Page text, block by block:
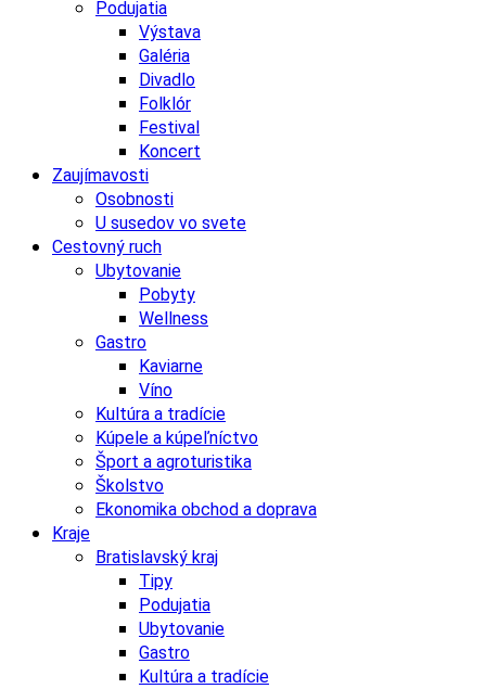
Podujatia
Výstava
Galéria
Divadlo
Folklór
Festival
Koncert
Zaujímavosti
Osobnosti
U susedov vo svete
Cestovný ruch
Ubytovanie
Pobyty
Wellness
Gastro
Kaviarne
Víno
Kultúra a tradície
Kúpele a kúpeľníctvo
Šport a agroturistika
Školstvo
Ekonomika obchod a doprava
Kraje
Bratislavský kraj
Tipy
Podujatia
Ubytovanie
Gastro
Kultúra a tradície